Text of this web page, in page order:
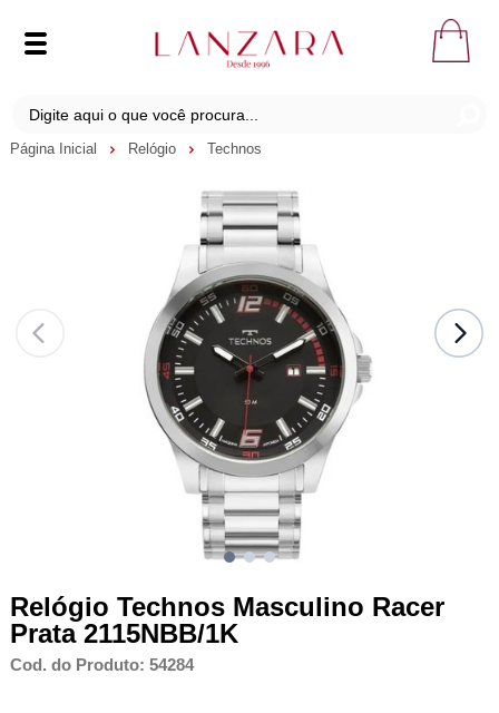
Página Inicial Relógio Technos
Relógio Technos Masculino Racer
Prata 2115NBB/1K
Cod. do Produto: 54284